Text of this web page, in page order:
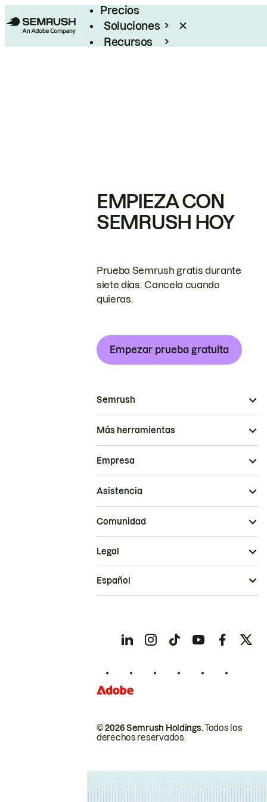
Precios
Soluciones
Recursos
EMPIEZA CON
SEMRUSH HOY
Prueba Semrush gratis durante
siete días. Cancela cuando
quieras.
Empezar prueba gratuita
Semrush
Más herramientas
Empresa
Asistencia
Comunidad
© 2026 Semrush Holdings.Todos los
derechos reservados.
Legal
Español